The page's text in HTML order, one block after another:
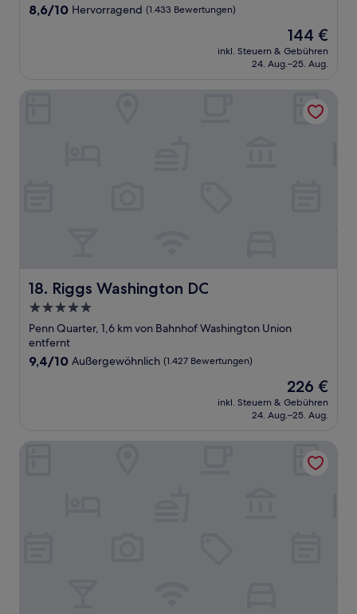
8.6
8,6/10 Hervorragend (1.433 Bewertungen)
Der
Preis
beträgt
144 €
inkl. Steuern & Gebühren
24. Aug.–25. Aug.
18. Riggs Washington DC
Riggs Washington DC
5.0-
Sterne-
Unterkunft
Penn Quarter, 1,6 km von Bahnhof Washington Union
entfernt
9.4
9,4/10 Außergewöhnlich (1.427 Bewertungen)
Der
Preis
beträgt
226 €
inkl. Steuern & Gebühren
24. Aug.–25. Aug.